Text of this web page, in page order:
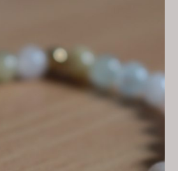
choisies
sur
la
page
du
produit